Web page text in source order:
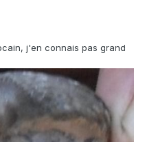
j'en connais pas grand